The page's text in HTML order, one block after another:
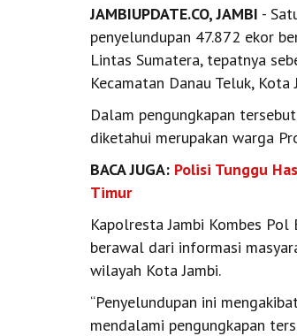
JAMBIUPDATE.CO, JAMBI -
penyelundupan 47.872 ekor
Lintas Sumatera, tepatnya
Kecamatan Danau Teluk, Kota
Dalam pengungkapan
diketahui merupakan warga
BACA JUGA: Polisi Tunggu
Timur
Kapolresta Jambi Kombes Pol
berawal dari informasi
wilayah Kota Jambi.
“Penyelundupan ini
mendalami pengungkapan